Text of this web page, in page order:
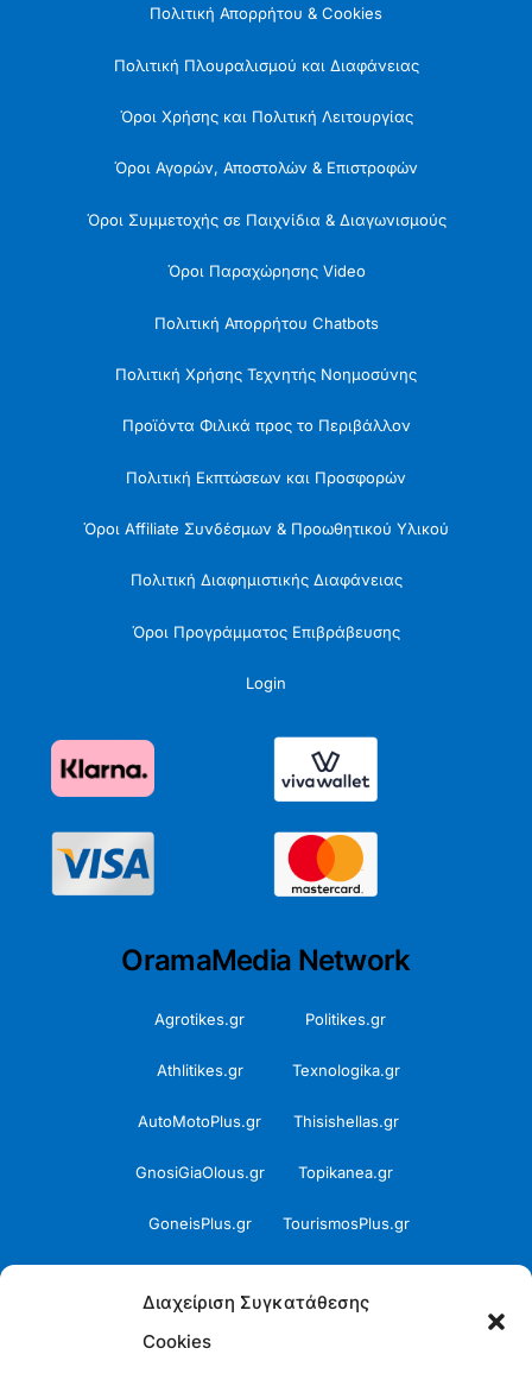
Διαχείριση Συγκατάθεσης
Cookies
Πολιτική Απορρήτου & Cookies
Πολιτική Πλουραλισμού και Διαφάνειας
Όροι Χρήσης και Πολιτική Λειτουργίας
Όροι Αγορών, Αποστολών & Επιστροφών
Όροι Συμμετοχής σε Παιχνίδια & Διαγωνισμούς
Όροι Παραχώρησης Video
Πολιτική Απορρήτου Chatbots
Πολιτική Χρήσης Τεχνητής Νοημοσύνης
Προϊόντα Φιλικά προς το Περιβάλλον
Πολιτική Εκπτώσεων και Προσφορών
Όροι Affiliate Συνδέσμων & Προωθητικού Υλικού
Πολιτική Διαφημιστικής Διαφάνειας
Όροι Προγράμματος Επιβράβευσης
Login
OramaMedia Network
Agrotikes.gr Politikes.gr
Athlitikes.gr Texnologika.gr
AutoMotoPlus.gr Thisishellas.gr
GnosiGiaOlous.gr Topikanea.gr
GoneisPlus.gr TourismosPlus.gr